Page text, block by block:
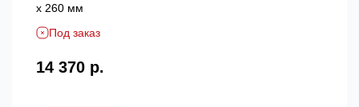
х 260 мм
Под заказ
14 370 р.